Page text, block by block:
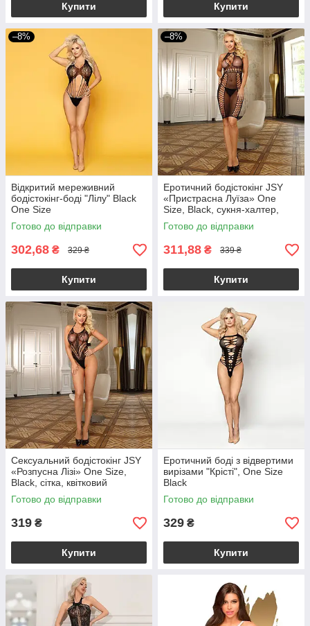
Купити Купити
–8%
Відкритий мереживний
бодістокінг-боді "Лілу" Black
One Size
Готово до відправки
302,68 ₴ 329 ₴
Купити
–8%
Еротичний бодістокінг JSY
«Пристрасна Луїза» One
Size, Black, сукня-халтер,
імітація шнурівки
Готово до відправки
311,88 ₴ 339 ₴
Купити
Сексуальний бодістокінг JSY
«Розпусна Лізі» One Size,
Black, сітка, квітковий
візерунок
Готово до відправки
319 ₴
Купити
Еротичний боді з відвертими
вирізами "Крісті", One Size
Black
Готово до відправки
329 ₴
Купити